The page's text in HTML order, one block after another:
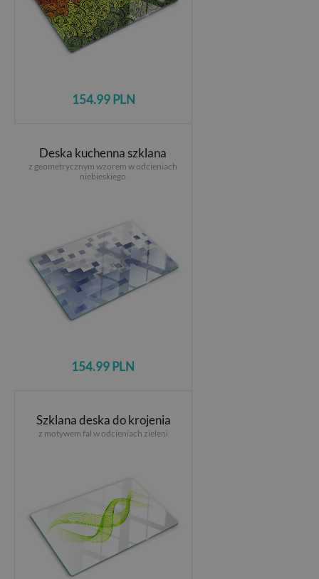
154.99 PLN
Deska kuchenna szklana
z geometrycznym wzorem w odcieniach
niebieskiego
154.99 PLN
Szklana deska do krojenia
z motywem fal w odcieniach zieleni